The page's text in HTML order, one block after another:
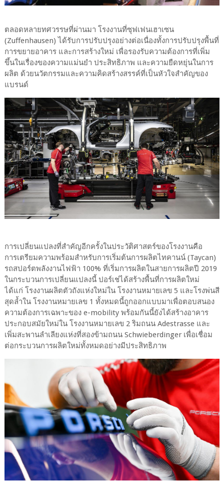
ตลอดหลายทศวรรษที่ผ่านมา โรงงานที่ซุฟเฟนเฮาเซน
(Zuffenhausen) ได้รับการปรับปรุงอย่างต่อเนื่องทั้งการปรับปรุงพื้นที่
การขยายอาคาร และการสร้างใหม่ เพื่อรองรับความต้องการที่เพิ่ม
ขึ้นในเรื่องของความแม่นยำ ประสิทธิภาพ และความยืดหยุ่นในการ
ผลิต ด้วยนวัตกรรมและความคิดสร้างสรรค์ที่เป็นหัวใจสำคัญของ
แบรนด์
การเปลี่ยนแปลงที่สำคัญอีกครั้งในประวัติศาสตร์ของโรงงานคือ
การเตรียมความพร้อมสำหรับการเริ่มต้นการผลิตไทคานน์ (Taycan)
รถสปอร์ตพลังงานไฟฟ้า 100% ที่เริ่มการผลิตในสายการผลิตปี 2019
ในกระบวนการเปลี่ยนแปลงนี้ ปอร์เช่ได้สร้างพื้นที่การผลิตใหม่
ได้แก่ โรงงานผลิตตัวถังแห่งใหม่ใน โรงงานหมายเลข 5 และโรงพ่นสี
สุดล้ำใน โรงงานหมายเลข 1 ทั้งหมดนี้ถูกออกแบบมาเพื่อตอบสนอง
ความต้องการเฉพาะของ e-mobility พร้อมกันนี้ยังได้สร้างอาคาร
ประกอบสมัยใหม่ใน โรงงานหมายเลข 2 ริมถนน Adestrasse และ
เพิ่มสะพานลำเลียงแห่งที่สองข้ามถนน Schwieberdinger เพื่อเชื่อม
ต่อกระบวนการผลิตใหม่ทั้งหมดอย่างมีประสิทธิภาพ